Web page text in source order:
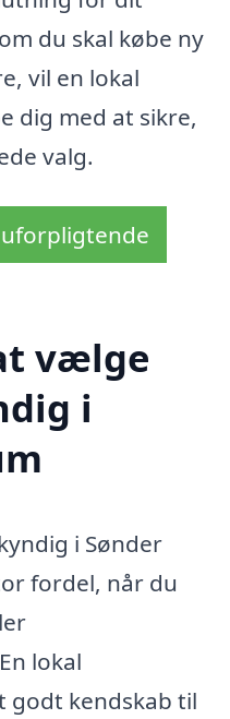
du skal købe ny
vil en lokal
dig med at sikre,
valg.
vælge
i
i Sønder
fordel, når du
lokal
godt kendskab til